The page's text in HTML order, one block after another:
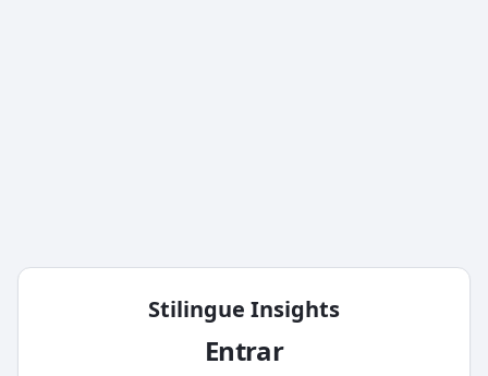
Stilingue Insights
Entrar